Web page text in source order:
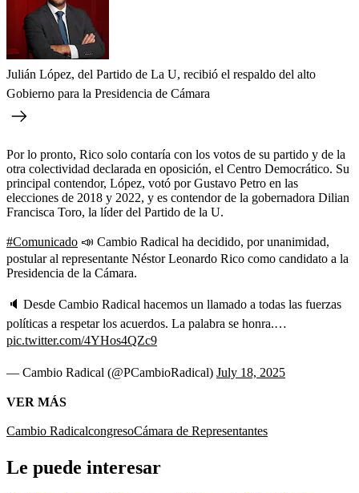
Julián López, del Partido de La U, recibió el respaldo del alto
Gobierno para la Presidencia de Cámara
Por lo pronto, Rico solo contaría con los votos de su partido y de la
otra colectividad declarada en oposición, el Centro Democrático. Su
principal contendor, López, votó por Gustavo Petro en las
elecciones de 2018 y 2022, y es contendor de la gobernadora Dilian
Francisca Toro, la líder del Partido de la U.
#Comunicado 📣 Cambio Radical ha decidido, por unanimidad,
postular al representante Néstor Leonardo Rico como candidato a la
Presidencia de la Cámara.
🔈 Desde Cambio Radical hacemos un llamado a todas las fuerzas
políticas a respetar los acuerdos. La palabra se honra.…
pic.twitter.com/4YHos4QZc9
— Cambio Radical (@PCambioRadical) July 18, 2025
VER MÁS
Cambio RadicalcongresoCámara de Representantes
Le puede interesar